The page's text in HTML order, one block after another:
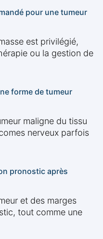
pour une tumeur
est privilégié,
ou la gestion de
forme de tumeur
maligne du tissu
nerveux parfois
pronostic après
et des marges
tout comme une